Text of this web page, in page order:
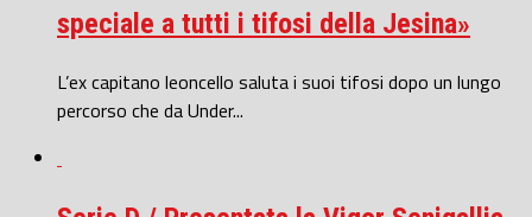
speciale a tutti i tifosi della Jesina»
L’ex capitano leoncello saluta i suoi tifosi dopo un lungo
percorso che da Under...